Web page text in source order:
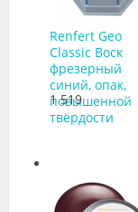
Renfert Geo
Classic Воск
фрезерный
синий, опак,
повышенной
твёрдости
1 519